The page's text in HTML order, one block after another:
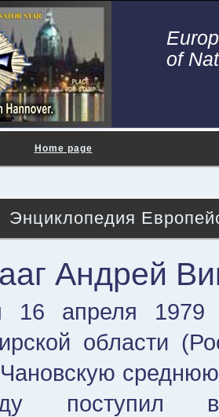
of
Home page
Энциклопедия
Андрей
16 апреля
области
Чановскую
поступил в